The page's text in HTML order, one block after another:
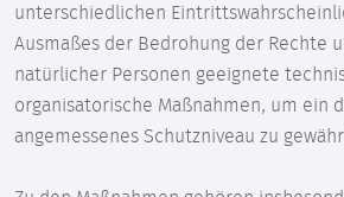
unterschiedlichen
Ausmaßes der Bedrohung der Rechte
natürlicher Personen geeignete
organisatorische Maßnahmen, um ein
angemessenes Schutzniveau zu